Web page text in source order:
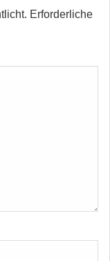
Erforderliche